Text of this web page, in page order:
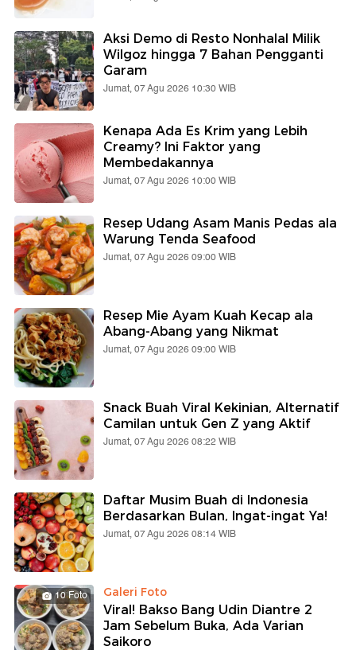
Aksi Demo di Resto Nonhalal Milik
Wilgoz hingga 7 Bahan Pengganti
Garam
Jumat, 07 Agu 2026 10:30 WIB
Kenapa Ada Es Krim yang Lebih
Creamy? Ini Faktor yang
Membedakannya
Jumat, 07 Agu 2026 10:00 WIB
Resep Udang Asam Manis Pedas ala
Warung Tenda Seafood
Jumat, 07 Agu 2026 09:00 WIB
Resep Mie Ayam Kuah Kecap ala
Abang-Abang yang Nikmat
Jumat, 07 Agu 2026 09:00 WIB
Snack Buah Viral Kekinian, Alternatif
Camilan untuk Gen Z yang Aktif
Jumat, 07 Agu 2026 08:22 WIB
Daftar Musim Buah di Indonesia
Berdasarkan Bulan, Ingat-ingat Ya!
Jumat, 07 Agu 2026 08:14 WIB
10 Foto Galeri Foto
Viral! Bakso Bang Udin Diantre 2
Jam Sebelum Buka, Ada Varian
Saikoro